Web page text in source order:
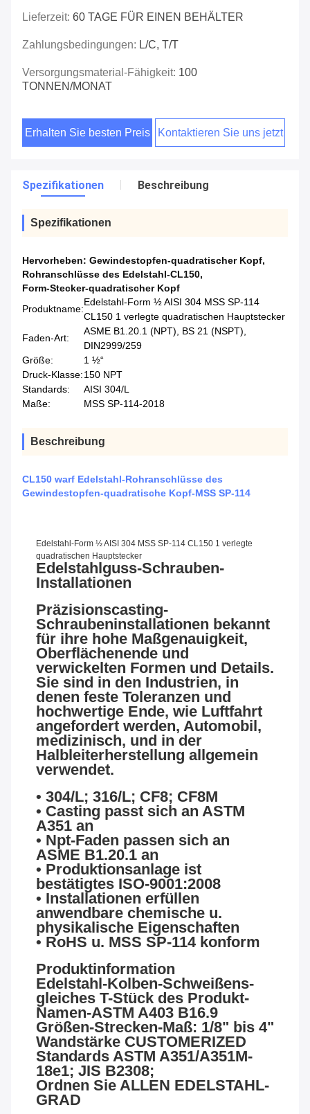
Lieferzeit: 60 TAGE FÜR EINEN BEHÄLTER
Zahlungsbedingungen: L/C, T/T
Versorgungsmaterial-Fähigkeit: 100
TONNEN/MONAT
Erhalten Sie besten Preis Kontaktieren Sie uns jetzt
Spezifikationen Beschreibung
Spezifikationen
Hervorheben: Gewindestopfen-quadratischer Kopf,
Rohranschlüsse des Edelstahl-CL150,
Form-Stecker-quadratischer Kopf
Produktname:
Edelstahl-Form ½ AISI 304 MSS SP-114
CL150 1 verlegte quadratischen Hauptstecker
Faden-Art:
ASME B1.20.1 (NPT), BS 21 (NSPT),
DIN2999/259
Größe:
1 ½“
Druck-Klasse:150 NPT
Standards:
AISI 304/L
Maße:
MSS SP-114-2018
Beschreibung
CL150 warf Edelstahl-Rohranschlüsse des
Gewindestopfen-quadratische Kopf-MSS SP-114
Edelstahl-Form ½ AISI 304 MSS SP-114 CL150 1 verlegte
quadratischen Hauptstecker
Edelstahlguss-Schrauben-
Installationen
Präzisionscasting-
Schraubeninstallationen bekannt
für ihre hohe Maßgenauigkeit,
Oberflächenende und
verwickelten Formen und Details.
Sie sind in den Industrien, in
denen feste Toleranzen und
hochwertige Ende, wie Luftfahrt
angefordert werden, Automobil,
medizinisch, und in der
Halbleiterherstellung allgemein
verwendet.
• 304/L; 316/L; CF8; CF8M
• Casting passt sich an ASTM
A351 an
• Npt-Faden passen sich an
ASME B1.20.1 an
• Produktionsanlage ist
bestätigtes ISO-9001:2008
• Installationen erfüllen
anwendbare chemische u.
physikalische Eigenschaften
• RoHS u. MSS SP-114 konform
Produktinformation
Edelstahl-Kolben-Schweißens-
gleiches T-Stück des Produkt-
Namen-ASTM A403 B16.9
Größen-Strecken-Maß: 1/8" bis 4"
Wandstärke CUSTOMERIZED
Standards ASTM A351/A351M-
18e1; JIS B2308;
Ordnen Sie ALLEN EDELSTAHL-
GRAD